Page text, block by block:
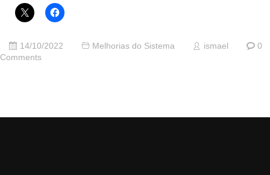
14/10/2022 Melhorias do Sistema ismael
0
Comments